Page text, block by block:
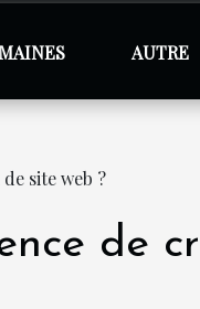
AUTRE
site web ?
de